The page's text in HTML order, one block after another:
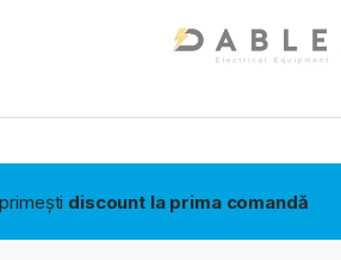
discount la prima comandă